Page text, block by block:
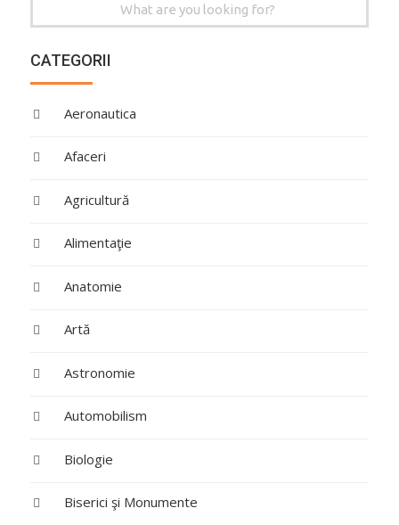
for:
CATEGORII
Aeronautica
Afaceri
Agricultură
Alimentaţie
Anatomie
Artă
Astronomie
Automobilism
Biologie
Biserici şi Monumente